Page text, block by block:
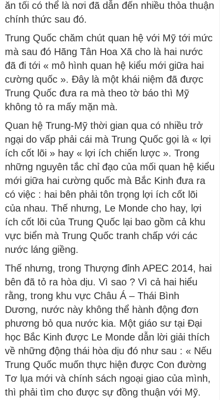
ăn tối có thể là nơi đã dẫn đến nhiều thỏa thuận
chính thức sau đó.
Trung Quốc chăm chút quan hệ với Mỹ tới mức
mà sau đó Hãng Tân Hoa Xã cho là hai nước
đã đi tới « mô hình quan hệ kiểu mới giữa hai
cường quốc ». Đây là một khái niệm đã được
Trung Quốc đưa ra mà theo tờ báo thì Mỹ
không tỏ ra mấy mặn mà.
Quan hệ Trung-Mỹ thời gian qua có nhiều trở
ngại do vấp phải cái mà Trung Quốc gọi là « lợi
ích cốt lõi » hay « lợi ích chiến lược ». Trong
những nguyên tắc chỉ đạo của mối quan hệ kiểu
mới giữa hai cường quốc mà Bắc Kinh đưa ra
có việc : hai bên phải tôn trọng lợi ích cốt lõi
của nhau. Thế nhưng, Le Monde cho hay, lợi
ích cốt lõi của Trung Quốc lại bao gồm cả khu
vực biển mà Trung Quốc tranh chấp với các
nước láng giềng.
Thế nhưng, trong Thượng đỉnh APEC 2014, hai
bên đã tỏ ra hòa dịu. Vì sao ? Vì cả hai hiểu
rằng, trong khu vực Châu Á – Thái Bình
Dương, nước này không thể hành động đơn
phương bỏ qua nước kia. Một giáo sư tại Đại
học Bắc Kinh được Le Monde dẫn lời giải thích
về những động thái hòa dịu đó như sau : « Nếu
Trung Quốc muốn thực hiện được Con đường
Tơ lụa mới và chính sách ngoại giao của mình,
thì phải tìm cho được sự đồng thuận với Mỹ.